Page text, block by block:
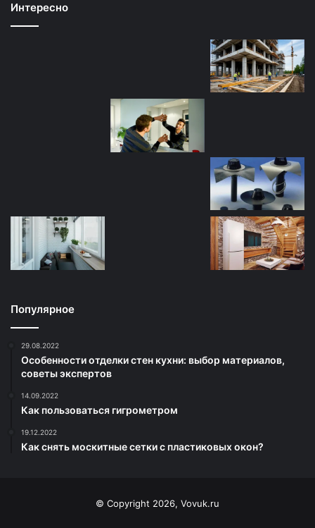
Интересно
Популярное
29.08.2022
Особенности отделки стен кухни: выбор материалов,
советы экспертов
14.09.2022
Как пользоваться гигрометром
19.12.2022
Как снять москитные сетки с пластиковых окон?
© Copyright 2026, Vovuk.ru